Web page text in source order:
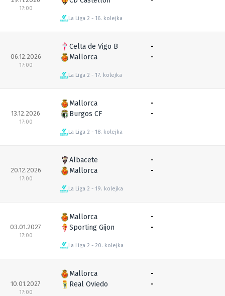
17:00
La Liga 2 16. kolejka
06.12.2026
17:00
Celta de Vigo B
Mallorca
La Liga 2 17. kolejka
-
-
13.12.2026
17:00
Mallorca
Burgos CF
La Liga 2 18. kolejka
-
-
20.12.2026
17:00
Albacete
Mallorca
La Liga 2 19. kolejka
-
-
03.01.2027
17:00
Mallorca
Sporting Gijon
La Liga 2 20. kolejka
-
-
10.01.2027
17:00
Mallorca
Real Oviedo
-
-